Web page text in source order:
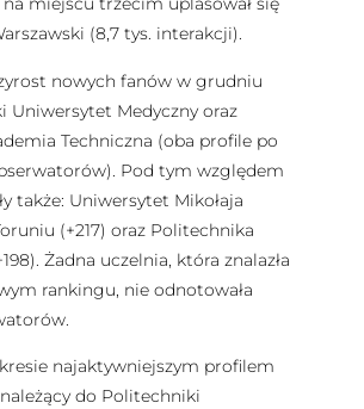
(8,7 tys. interakcji).
nowych fanów w grudniu
Uniwersytet Medyczny oraz
Techniczna (oba profile po
Pod tym względem
także: Uniwersytet Mikołaja
(+217) oraz Politechnika
Żadna uczelnia, która znalazła
rankingu, nie odnotowała
najaktywniejszym profilem
do Politechniki